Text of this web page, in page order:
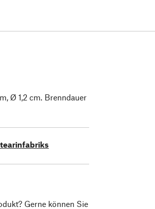
Ø 1,2 cm. Brenndauer
Gerne können Sie